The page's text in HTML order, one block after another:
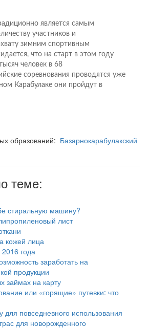
является самым
участников и
зимним спортивным
что на старт в этом году
человек в 68
соревнования проводятся уже
Карабулаке они пройдут в
образований: Базарнокарабулакский
теме:
стиральную машину?
лист
кожей лица
года
заработать на
продукции
займах на карту
или «горящие» путевки: что
повседневного использования
для новорожденного